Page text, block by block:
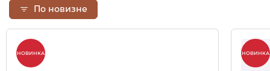
По новизне
НОВИНКА НОВИНКА